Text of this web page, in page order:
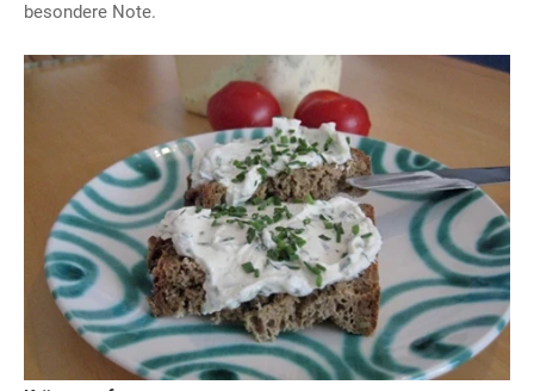
besondere Note.